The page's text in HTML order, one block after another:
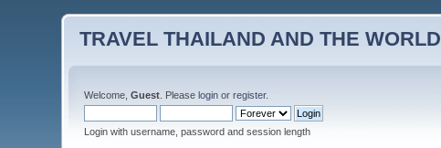
TRAVEL THAILAND AND THE WORLD
Welcome,Guest . Pleaselogin orregister.
Login with username, password and session length